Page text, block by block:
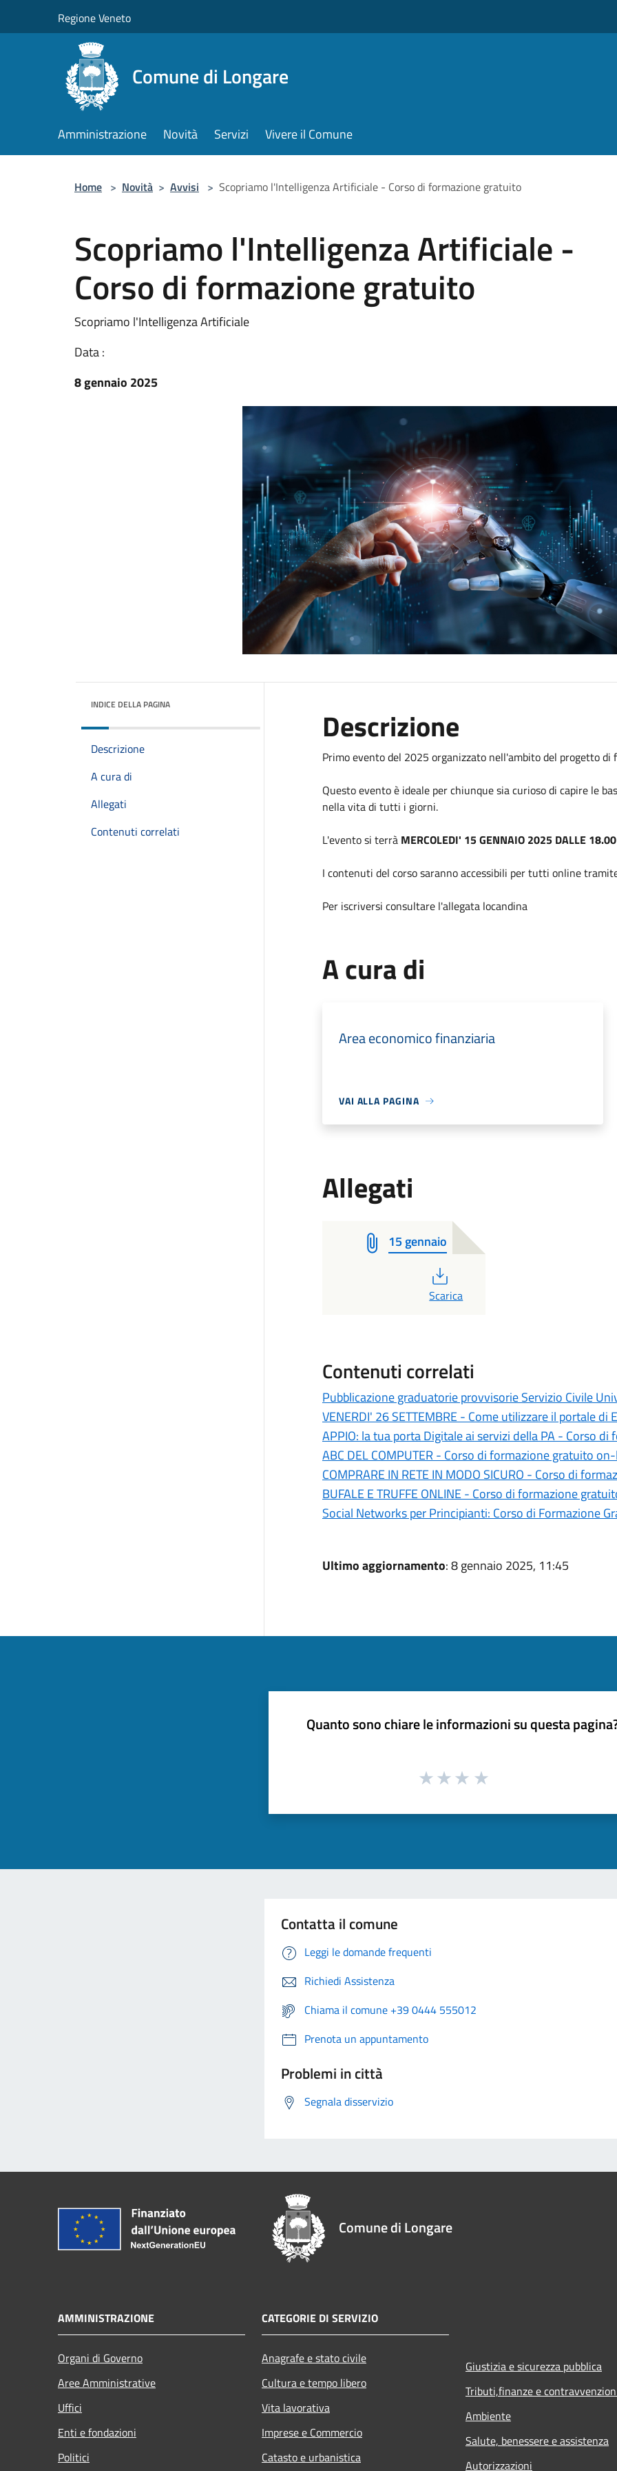
Regione Veneto
Comune di Longare
Amministrazione Novità Servizi Vivere il Comune
Home > Novità > Avvisi > Scopriamo l'Intelligenza Artificiale - Corso di formazione gratuito
Scopriamo l'Intelligenza Artificiale -
Corso di formazione gratuito
Scopriamo l'Intelligenza Artificiale
Data :
8 gennaio 2025
INDICE DELLA PAGINA
Descrizione
A cura di
Allegati
Contenuti correlati
Descrizione
Primo evento del 2025 organizzato nell'ambito del progetto di
Questo evento è ideale per chiunque sia curioso di capire le
nella vita di tutti i giorni.
L'evento si terrà MERCOLEDI' 15 GENNAIO 2025 DALLE
I contenuti del corso saranno accessibili per tutti online
Per iscriversi consultare l'allegata locandina
A cura di
Area economico finanziaria
VAI ALLA PAGINA
Allegati
15 gennaio
PDF
Scarica
Contenuti correlati
Pubblicazione graduatorie provvisorie Servizio Civile
VENERDI' 26 SETTEMBRE - Come utilizzare il portale
APPIO: la tua porta Digitale ai servizi della PA - Corso
ABC DEL COMPUTER - Corso di formazione gratuito
COMPRARE IN RETE IN MODO SICURO - Corso di
BUFALE E TRUFFE ONLINE - Corso di formazione
Social Networks per Principianti: Corso di Formazione
Ultimo aggiornamento: 8 gennaio 2025, 11:45
Quanto sono chiare le informazioni su questa
Contatta il comune
Leggi le domande frequenti
Richiedi Assistenza
Chiama il comune +39 0444 555012
Prenota un appuntamento
Problemi in città
Segnala disservizio
Comune di Longare
AMMINISTRAZIONE
Organi di Governo
Aree Amministrative
Uffici
Enti e fondazioni
Politici
CATEGORIE DI SERVIZIO
Anagrafe e stato civile
Cultura e tempo libero
Vita lavorativa
Imprese e Commercio
Catasto e urbanistica
Giustizia e sicurezza pubblica
Tributi,finanze e
Ambiente
Salute, benessere e assistenza
Autorizzazioni